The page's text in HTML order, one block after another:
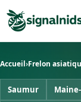
Accueil›Frelon
Saumur